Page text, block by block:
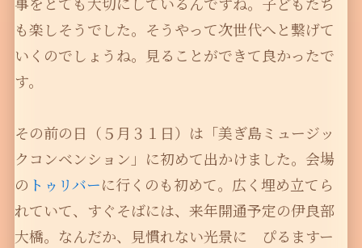
も楽しそうでした。そうやって次世代へと繋げて
いくのでしょうね。見ることができて良かったで
す。
その前の日（５月３１日）は「美ぎ島ミュージッ
クコンベンション」に初めて出かけました。会場
の トゥリバーに行くのも初めて。広く埋め立てら
れていて、すぐそばには、来年開通予定の伊良部
大橋。なんだか、見慣れない光景に ぴるますー